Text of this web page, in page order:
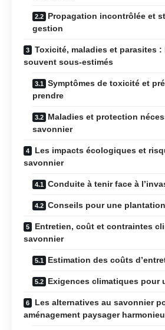
Propagation incontrôlée et
gestion
Toxicité, maladies et parasites :
souvent sous-estimés
Symptômes de toxicité et
prendre
Maladies et protection
savonnier
Les impacts écologiques et
savonnier
Conduite à tenir face à
Conseils pour une
Entretien, coût et contraintes
savonnier
Estimation des coûts
Exigences climatiques pour
Les alternatives au savonnier
aménagement paysager